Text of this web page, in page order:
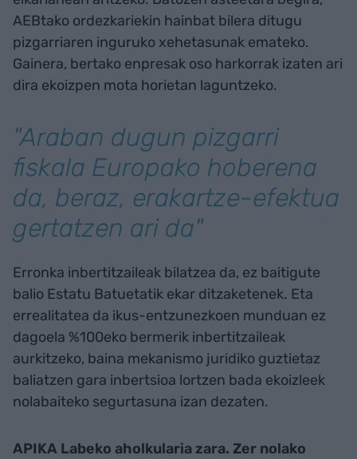
AEBtako ordezkariekin hainbat bilera ditugu
pizgarriaren inguruko xehetasunak emateko.
Gainera, bertako enpresak oso harkorrak izaten ari
dira ekoizpen mota horietan laguntzeko.
"Araban dugun pizgarri
fiskala Europako hoberena
da, beraz, erakartze-efektua
gertatzen ari da"
Erronka inbertitzaileak bilatzea da, ez baitigute
balio Estatu Batuetatik ekar ditzaketenek. Eta
errealitatea da ikus-entzunezkoen munduan ez
dagoela %100eko bermerik inbertitzaileak
aurkitzeko, baina mekanismo juridiko guztietaz
baliatzen gara inbertsioa lortzen bada ekoizleek
nolabaiteko segurtasuna izan dezaten.
APIKA Labeko aholkularia zara. Zer nolako